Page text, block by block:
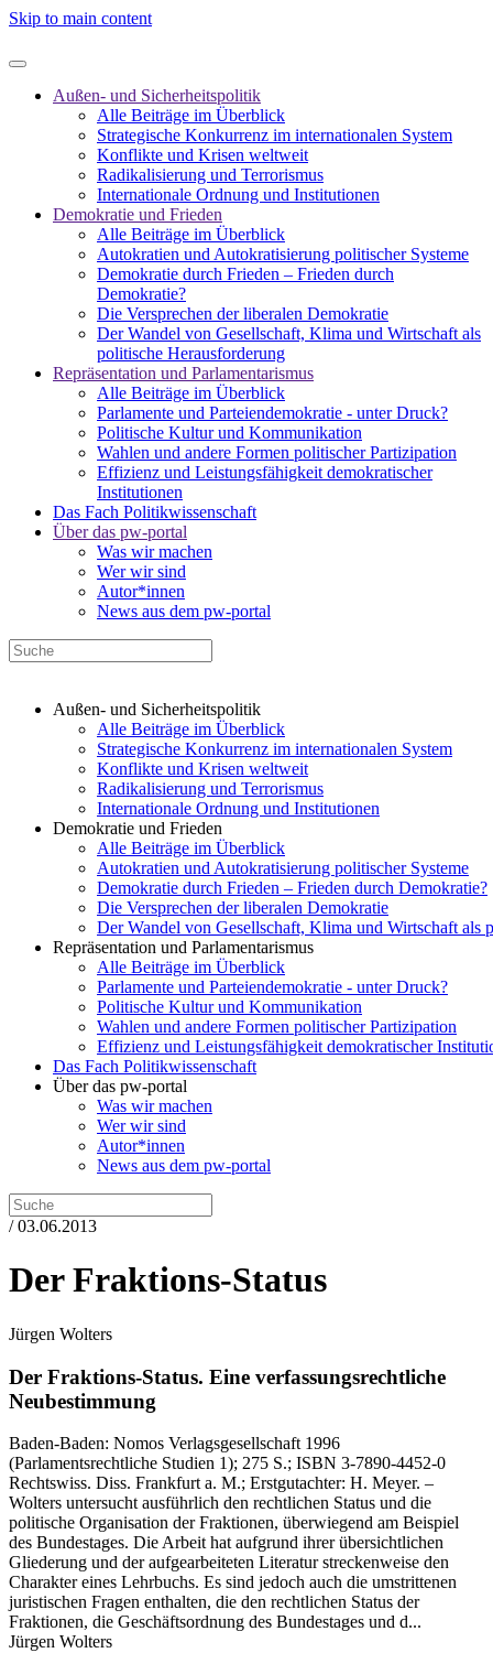
Skip to main content
Außen- und Sicherheitspolitik
Alle Beiträge im Überblick
Strategische Konkurrenz im internationalen System
Konflikte und Krisen weltweit
Radikalisierung und Terrorismus
Internationale Ordnung und Institutionen
Demokratie und Frieden
Alle Beiträge im Überblick
Autokratien und Autokratisierung politischer Systeme
Demokratie durch Frieden – Frieden durch
Demokratie?
Die Versprechen der liberalen Demokratie
Der Wandel von Gesellschaft, Klima und Wirtschaft als
politische Herausforderung
Repräsentation und Parlamentarismus
Alle Beiträge im Überblick
Parlamente und Parteiendemokratie - unter Druck?
Politische Kultur und Kommunikation
Wahlen und andere Formen politischer Partizipation
Effizienz und Leistungsfähigkeit demokratischer
Institutionen
Das Fach Politikwissenschaft
Über das pw-portal
Was wir machen
Wer wir sind
Autor*innen
News aus dem pw-portal
Außen- und Sicherheitspolitik
Alle Beiträge im Überblick
Strategische Konkurrenz im internationalen System
Konflikte und Krisen weltweit
Radikalisierung und Terrorismus
Internationale Ordnung und Institutionen
Demokratie und Frieden
Alle Beiträge im Überblick
Autokratien und Autokratisierung politischer Systeme
Demokratie durch Frieden – Frieden durch Demokratie?
Die Versprechen der liberalen Demokratie
Der Wandel von Gesellschaft, Klima und Wirtschaft als
Repräsentation und Parlamentarismus
Alle Beiträge im Überblick
Parlamente und Parteiendemokratie - unter Druck?
Politische Kultur und Kommunikation
Wahlen und andere Formen politischer Partizipation
Effizienz und Leistungsfähigkeit demokratischer
Das Fach Politikwissenschaft
Über das pw-portal
Was wir machen
Wer wir sind
Autor*innen
News aus dem pw-portal
/ 03.06.2013
Der Fraktions-Status
Jürgen Wolters
Der Fraktions-Status. Eine verfassungsrechtliche
Neubestimmung
Baden-Baden: Nomos Verlagsgesellschaft 1996
(Parlamentsrechtliche Studien 1); 275 S.; ISBN 3-7890-4452-0
Rechtswiss. Diss. Frankfurt a. M.; Erstgutachter: H. Meyer. –
Wolters untersucht ausführlich den rechtlichen Status und die
politische Organisation der Fraktionen, überwiegend am Beispiel
des Bundestages. Die Arbeit hat aufgrund ihrer übersichtlichen
Gliederung und der aufgearbeiteten Literatur streckenweise den
Charakter eines Lehrbuchs. Es sind jedoch auch die umstrittenen
juristischen Fragen enthalten, die den rechtlichen Status der
Fraktionen, die Geschäftsordnung des Bundestages und d...
Jürgen Wolters